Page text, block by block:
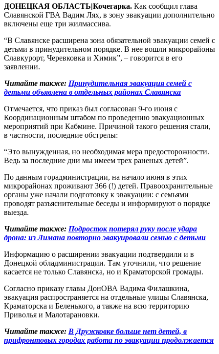
ДОНЕЦКАЯ ОБЛАСТЬ|Кочегарка. Как сообщил глава
Славянской ГВА Вадим Лях, в зону эвакуации дополнительно
включены еще три жилмассива.
“В Славянске расширена зона обязательной эвакуации семей с
детьми в принудительном порядке. В нее вошли микрорайоны
Славкурорт, Черевковка и Химик”, – говорится в его
заявлении.
Читайте также: Принудительная эвакуация семей с
детьми объявлена в отдельных районах Славянска
Отмечается, что приказ был согласован 9-го июня с
Координационным штабом по проведению эвакуационных
мероприятий при Кабмине. Причиной такого решения стали,
в частности, последние обстрелы:
“Это вынужденная, но необходимая мера предосторожности.
Ведь за последние дни мы имеем трех раненых детей”.
По данным горадминистрации, на начало июня в этих
микрорайонах проживают 366 (!) детей. Правоохранительные
органы уже начали подготовку к эвакуации: с семьями
проводят разъяснительные беседы и информируют о порядке
выезда.
Читайте также: Подросток потерял руку после удара
дрона: из Лимана повторно эвакуировали семью с детьми
Информацию о расширении эвакуации подтвердили и в
Донецкой обладминистрации. Там уточнили, что решение
касается не только Славянска, но и Краматорской громады.
Согласно приказу главы ДонОВА Вадима Филашкина,
эвакуация распространяется на отдельные улицы Славянска,
Краматорска и Беленького, а также на всю территорию
Приволья и Малотарановки.
Читайте также: В Дружковке больше нет детей, в
прифронтовых городах работа по эвакуации продолжается